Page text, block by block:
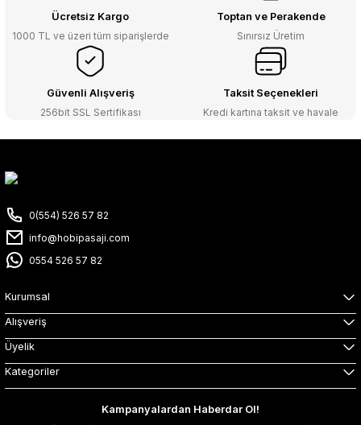
Ücretsiz Kargo
1000 TL ve üzeri tüm siparişlerde
Toptan ve Perakende
Sınırsız Üretim
Güvenli Alışveriş
256bit SSL Sertifikası
Taksit Seçenekleri
Kredi kartına taksit ve havale
0(554) 526 57 82
info@hobipasaji.com
0554 526 57 82
Kurumsal
Alışveriş
Üyelik
Kategoriler
Kampanyalardan Haberdar Ol!